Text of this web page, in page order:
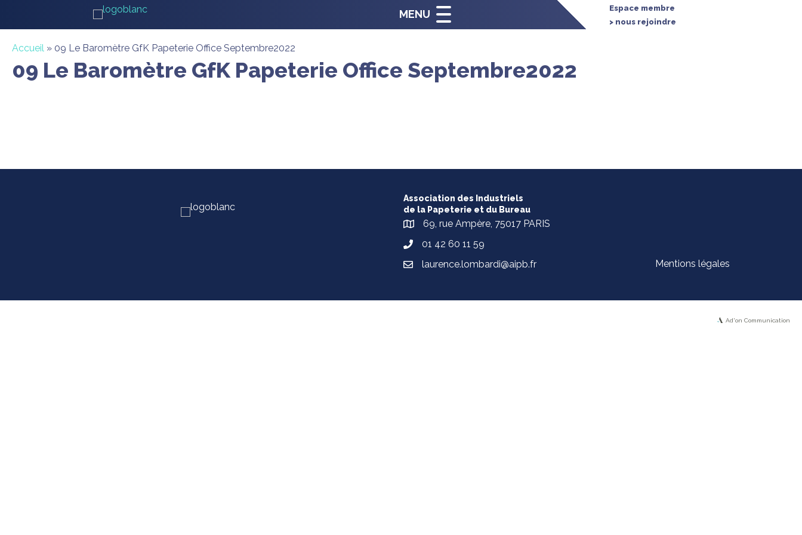
MENU
Espace membre
> nous rejoindre
Accueil » 09 Le Baromètre GfK Papeterie Office Septembre2022
09 Le Baromètre GfK Papeterie Office Septembre2022
Association des Industriels
de la Papeterie et du Bureau
69, rue Ampère, 75017 PARIS
01 42 60 11 59
laurence.lombardi@aipb.fr
Mentions légales
Ad'on Communication